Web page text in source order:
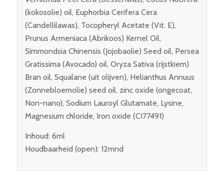
(kokosolie) oil, Euphorbia Cerifera Cera
(Candellilawas), Tocopheryl Acetate (Vit. E),
Prunus Armeniaca (Abrikoos) Kernel Oil,
Simmondsia Chinensis (Jojobaolie) Seed oil, Persea
Gratissima (Avocado) oil, Oryza Sativa (rijstkiem)
Bran oil, Squalane (uit olijven), Helianthus Annuus
(Zonnebloemolie) seed oil, zinc oxide (ongecoat,
Non-nano), Sodium Lauroyl Glutamate, Lysine,
Magnesium chloride, Iron oxide (CI77491)
Inhoud: 6ml
Houdbaarheid (open): 12mnd